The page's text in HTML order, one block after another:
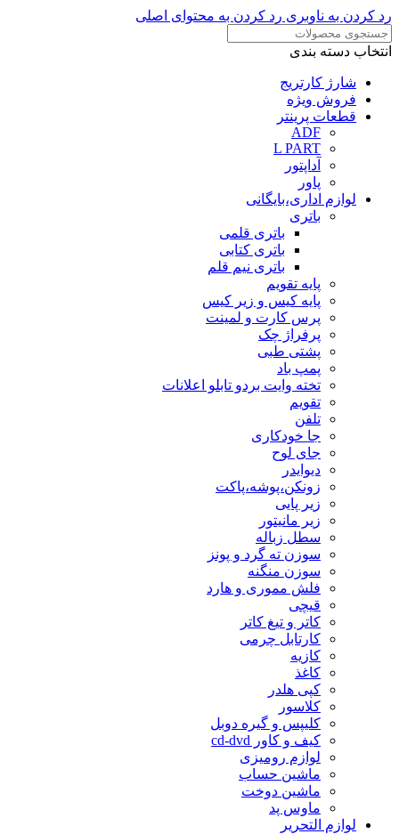
رد کردن به ناوبری رد کردن به محتوای اصلی
انتخاب دسته بندی
شارژ کارتریج
فروش ویژه
قطعات پرینتر
ADF
L PART
آداپتور
پاور
لوازم اداری،بایگانی
باتری
باتری قلمی
باتری کتابی
باتری نیم قلم
پایه تقویم
پایه کیس و زیر کیس
پرس کارت و لمینت
پرفراژ چک
پشتی طبی
پمپ باد
تخته وایت بردو تابلو اعلانات
تقویم
تلفن
جا خودکاری
جای لوح
دیوایدر
زونکن،پوشه،پاکت
زیر پایی
زیر مانیتور
سطل زباله
سوزن ته گرد و پونز
سوزن منگنه
فلش مموری و هارد
قیچی
کاتر و تیغ کاتر
کارتابل چرمی
کازیه
کاغذ
کپی هلدر
کلاسور
کلیپس و گیره دوبل
کیف و کاور cd-dvd
لوازم رومیزی
ماشین حساب
ماشین دوخت
ماوس پد
لوازم التحریر